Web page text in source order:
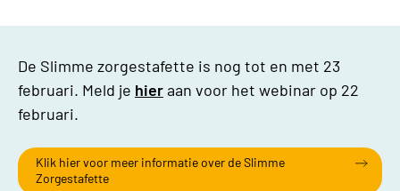
De Slimme zorgestafette is nog tot en met 23
februari. Meld je hieraan voor het webinar op 22
februari.
Klik hier voor meer informatie over de Slimme
Zorgestafette